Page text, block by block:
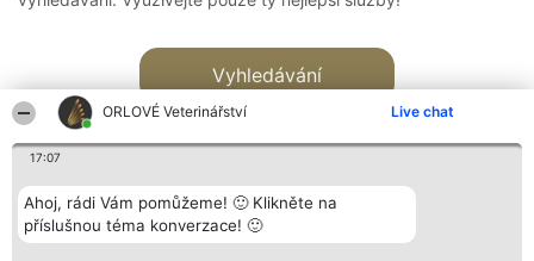
ORLOVÉ Veterinářství Live chat
17:07
Ahoj, rádi Vám pomůžeme! 🙂 Klikněte na
příslušnou téma konverzace! 🙂
Vyhledávání